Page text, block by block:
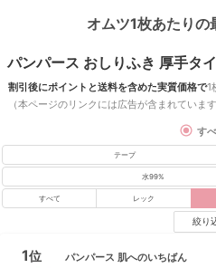
オムツ1枚あたりの
パンパース おしりふき 厚手タ
割引後にポイントと送料を含めた実質価格で1
（本ページのリンクには広告が含まれています
す
テープ
水99%
すべて レック
絞
1位 パンパース 肌へのいちばん